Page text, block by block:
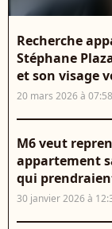
Recherche
Stéphane
et son visage
20 mars 2026 à 07:58
M6 veut
appartement
qui
30 janvier 2026 à